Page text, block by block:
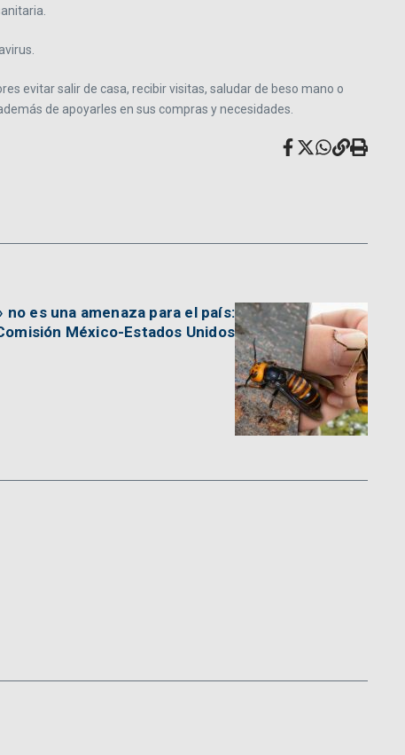
evitar salir de casa, recibir visitas, saludar de beso mano o
de apoyarles en sus compras y necesidades.
no es una amenaza para el país:
México-Estados Unidos